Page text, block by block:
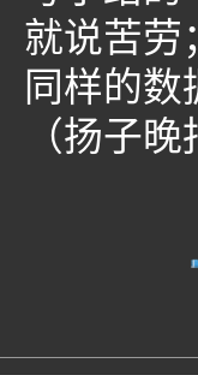
就说苦劳
同样的
（扬子